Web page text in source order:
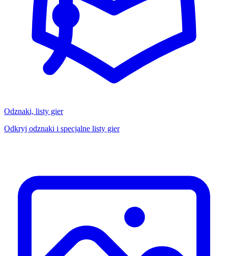
Odznaki, listy gier
Odkryj odznaki i specjalne listy gier